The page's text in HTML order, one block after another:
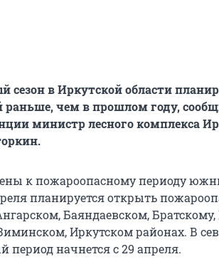
сезон в Иркутской области
раньше, чем в прошлом году,
министр лесного комплекса
к пожароопасному периоду
планируется открыть
Баяндаевском, Братскому,
Иркутском районах. В
период начнется с 29 апреля.